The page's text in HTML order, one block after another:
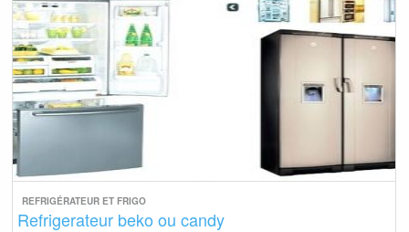
REFRIGÉRATEUR ET FRIGO
Refrigerateur beko ou candy